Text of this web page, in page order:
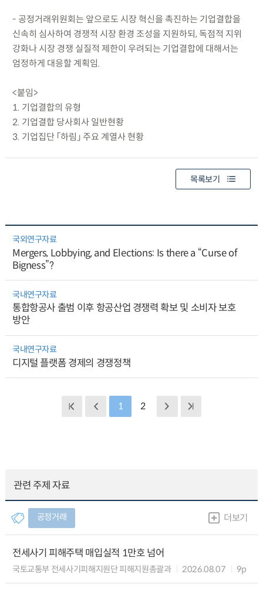
- 공정거래위원회는 앞으로도 시장 혁신을 촉진하는 기업결합을
신속히 심사하여 경쟁적 시장 환경 조성을 지원하되, 독점적 지위
강화나 시장 경쟁 실질적 제한이 우려되는 기업결합에 대해서는
엄정하게 대응할 계획임.
<붙임>
1. 기업결합의 유형
2. 기업결합 당사회사 일반현황
3. 기업집단 「하림」 주요 계열사 현황
목록보기
국외연구자료
Mergers, Lobbying, and Elections: Is there a “Curse of
Bigness”?
국내연구자료
통합항공사 출범 이후 항공산업 경쟁력 확보 및 소비자 보호
방안
국내연구자료
디지털 플랫폼 경제의 경쟁정책
1 2
관련 주제 자료
공정거래 더보기
전세사기 피해주택 매입실적 1만호 넘어
국토교통부 전세사기피해지원단 피해지원총괄과 2026.08.07 9p